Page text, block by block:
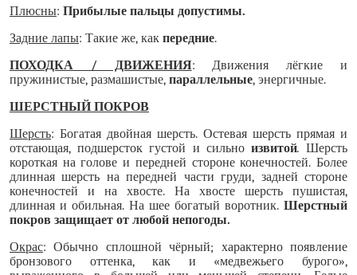
Плюсны: Прибылые пальцы допустимы.
Задние лапы: Такие же, как передние.
ПОХОДКА / ДВИЖЕНИЯ: Движения лёгкие и
пружинистые, размашистые, параллельные, энергичные.
ШЕРСТНЫЙ ПОКРОВ
Шерсть: Богатая двойная шерсть. Остевая шерсть прямая и
отстающая, подшерсток густой и сильноизвитой. Шерсть
короткая на голове и передней стороне конечностей. Более
длинная шерсть на передней части груди, задней стороне
конечностей и на хвосте. На хвосте шерсть пушистая,
длинная и обильная. На шее богатый воротник. Шерстный
покров защищает от любой непогоды.
Окрас: Обычно сплошной чёрный; характерно появление
бронзового оттенка, как и «медвежьего бурого»,